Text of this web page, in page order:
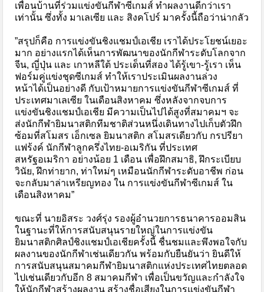
เพื่อนบ้านที่ร่วมแข่งขันกีฬาซีเกมส์ ทำผลงานดีกว่าเรา
เท่านั้น ซึ่งทั้ง มาเลเซีย และ สิงคโปร์ มาครั้งนี้ถือว่าน่ากลัว
”สรุปก็คือ การแข่งขันชิงแชมป์เอเชีย เราได้ประโยชน์เยอะ
มาก อย่างแรกได้เห็นการพัฒนาของนักกีฬาระดับโลกจาก
จีน, ญี่ปุ่น และ เกาหลีใต้ ประเด็นที่สอง ได้รู้เขา-รู้เรา เห็น
ฟอร์มคู่แข่งชุดซีเกมส์ ทำให้เราประเมินผลงานล่วง
หน้าได้เป็นอย่างดี กับเป้าหมายการแข่งขันกีฬาซีเกมส์ ที่
ประเทศมาเลเซีย ในเดือนสิงหาคม ซึ่งหลังจากจบการ
แข่งขันชิงแชมป์เอเชีย มีความเป็นไปได้สูงที่สมาคมฯ จะ
ส่งนักกีฬายิมนาสติกทีมชาติส่วนหนึ่งเดินทางไปเก็บตัวฝึก
ซ้อมที่สโมสร เอ็กเซล ยิมนาสติก สโมสรเดียวกับ กรปรียา
แฟร้งค์ นักกีฬาลูกครึ่งไทย-อเมริกัน ที่ประเทศ
สหรัฐอเมริกา อย่างน้อย 1 เดือน เพื่อฝึกสมาธิ, ฝึกระเบียบ
วินัย, ฝึกท่ายาก, ท่าใหม่ๆ เหมือนนักกีฬาระดับอาชีพ ก่อน
จะกลับมาล่าเหรียญทอง ใน การแข่งขันกีฬาซีเกมส์ ใน
เดือนสิงหาคม”
ขณะที่ นายอิสระ วงศ์รุ่ง รองผู้อำนวยการธนาคารออมสิน
ในฐานะที่ให้การสนับสนุนรายใหญ่ในการแข่งขัน
ยิมนาสติกศิลป์ชิงแชมป์เอเชียครั้งนี้ ชื่นชมและพึงพอใจกับ
ผลงานของนักกีฬาเช่นเดียวกัน พร้อมกับยืนยันว่า ยินดีให้
การสนับสนุนสมาคมกีฬายิมนาสติกแห่งประเทศไทยตลอด
ไปเช่นเดียวกับอีก 8 สมาคมกีฬา เพื่อเป็นขวัญและกำลังใจ
ให้นักกีฬาสร้างผลงาน สร้างชื่อเสียงในการแข่งขันกีฬา